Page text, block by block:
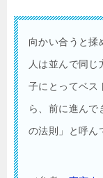
向かい合うと揉
人は並んで同
子にとってベス
ら、前に進んで
の法則」と呼ん